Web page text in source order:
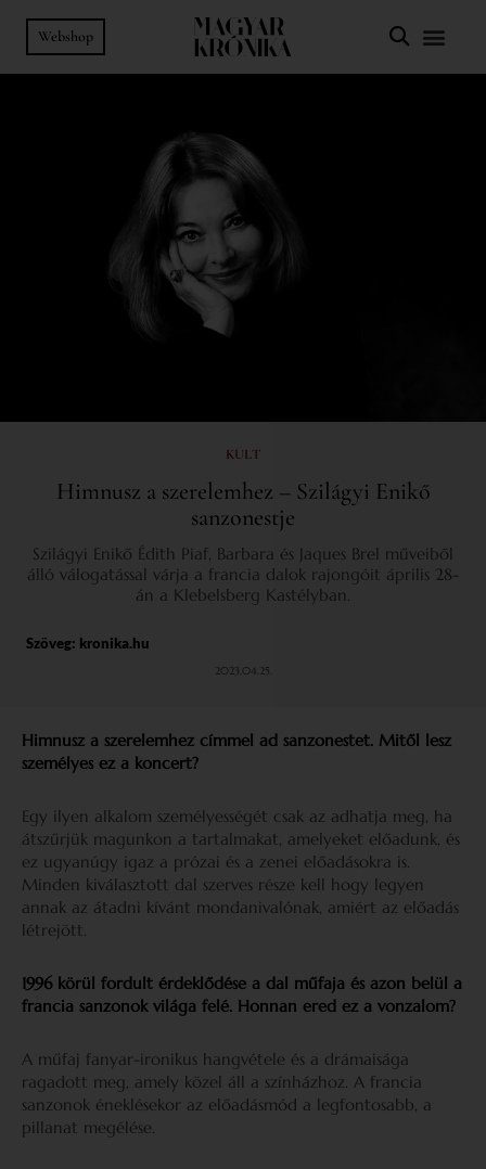
Webshop
KULT
Himnusz a szerelemhez – Szilágyi Enikő
sanzonestje
Szilágyi Enikő Édith Piaf, Barbara és Jaques Brel műveiből
álló válogatással várja a francia dalok rajongóit április 28-
án a Klebelsberg Kastélyban.
Szöveg: kronika.hu
2023.04.25.
Himnusz a szerelemhez címmel ad sanzonestet. Mitől lesz
személyes ez a koncert?
Egy ilyen alkalom személyességét csak az adhatja meg, ha
átszűrjük magunkon a tartalmakat, amelyeket előadunk, és
ez ugyanúgy igaz a prózai és a zenei előadásokra is.
Minden kiválasztott dal szerves része kell hogy legyen
annak az átadni kívánt mondanivalónak, amiért az előadás
létrejött.
1996 körül fordult érdeklődése a dal műfaja és azon belül a
francia sanzonok világa felé. Honnan ered ez a vonzalom?
A műfaj fanyar-ironikus hangvétele és a drámaisága
ragadott meg, amely közel áll a színházhoz. A francia
sanzonok éneklésekor az előadásmód a legfontosabb, a
pillanat megélése.